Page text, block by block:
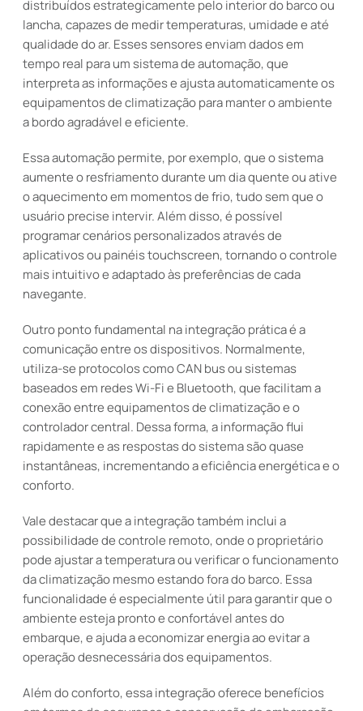
distribuídos estrategicamente pelo interior do barco ou
lancha, capazes de medir temperaturas, umidade e até
qualidade do ar. Esses sensores enviam dados em
tempo real para um sistema de automação, que
interpreta as informações e ajusta automaticamente os
equipamentos de climatização para manter o ambiente
a bordo agradável e eficiente.
Essa automação permite, por exemplo, que o sistema
aumente o resfriamento durante um dia quente ou ative
o aquecimento em momentos de frio, tudo sem que o
usuário precise intervir. Além disso, é possível
programar cenários personalizados através de
aplicativos ou painéis touchscreen, tornando o controle
mais intuitivo e adaptado às preferências de cada
navegante.
Outro ponto fundamental na integração prática é a
comunicação entre os dispositivos. Normalmente,
utiliza-se protocolos como CAN bus ou sistemas
baseados em redes Wi-Fi e Bluetooth, que facilitam a
conexão entre equipamentos de climatização e o
controlador central. Dessa forma, a informação flui
rapidamente e as respostas do sistema são quase
instantâneas, incrementando a eficiência energética e o
conforto.
Vale destacar que a integração também inclui a
possibilidade de controle remoto, onde o proprietário
pode ajustar a temperatura ou verificar o funcionamento
da climatização mesmo estando fora do barco. Essa
funcionalidade é especialmente útil para garantir que o
ambiente esteja pronto e confortável antes do
embarque, e ajuda a economizar energia ao evitar a
operação desnecessária dos equipamentos.
Além do conforto, essa integração oferece benefícios